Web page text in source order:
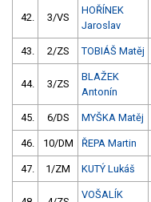
42. 3/VS
HOŘÍNEK
Jaroslav
43. 2/ZS TOBIÁŠ Matěj
44. 3/ZS
BLAŽEK
Antonín
45. 6/DS MYŠKA Matěj
46. 10/DM ŘEPA Martin
47. 1/ZM KUTÝ Lukáš
VOŠALÍK